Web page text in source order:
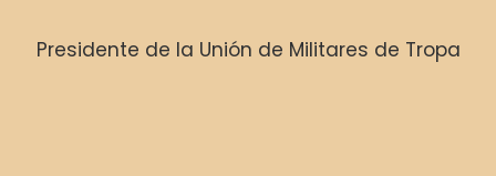
Presidente de la Unión de Militares de Tropa